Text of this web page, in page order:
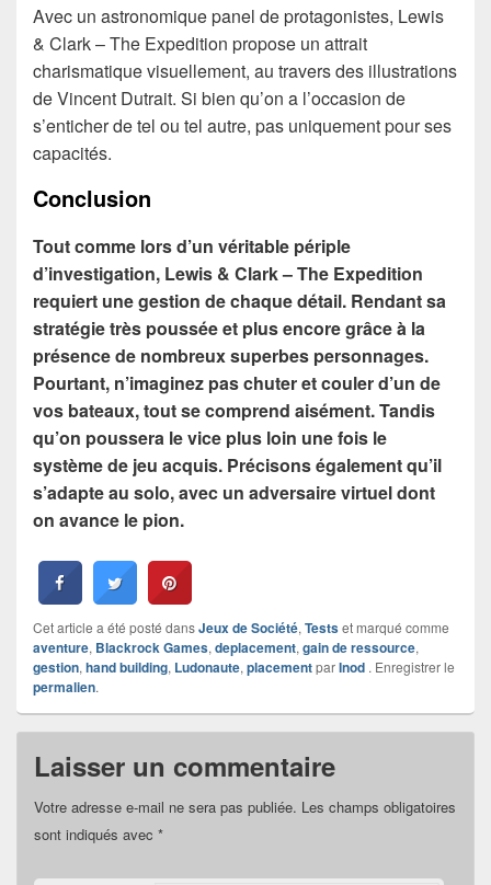
Avec un astronomique panel de protagonistes, Lewis
& Clark – The Expedition propose un attrait
charismatique visuellement, au travers des illustrations
de Vincent Dutrait. Si bien qu’on a l’occasion de
s’enticher de tel ou tel autre, pas uniquement pour ses
capacités.
Conclusion
Tout comme lors d’un véritable périple
d’investigation, Lewis & Clark – The Expedition
requiert une gestion de chaque détail. Rendant sa
stratégie très poussée et plus encore grâce à la
présence de nombreux superbes personnages.
Pourtant, n’imaginez pas chuter et couler d’un de
vos bateaux, tout se comprend aisément. Tandis
qu’on poussera le vice plus loin une fois le
système de jeu acquis. Précisons également qu’il
s’adapte au solo, avec un adversaire virtuel dont
on avance le pion.
Cet article a été posté dansJeux de Société, Testset marqué comme
aventure, Blackrock Games, deplacement, gain de ressource,
gestion, hand building, Ludonaute, placementparInod . Enregistrer le
permalien.
Laisser un commentaire
Votre adresse e-mail ne sera pas publiée. Les champs obligatoires
sont indiqués avec *